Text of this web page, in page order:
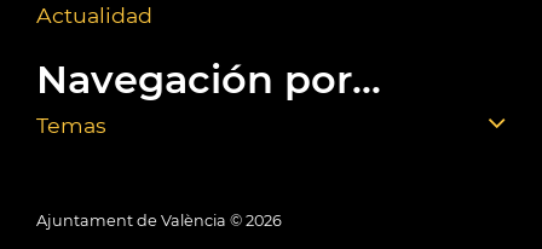
Actualidad
Navegación por...
Temas
Ajuntament de València © 2026